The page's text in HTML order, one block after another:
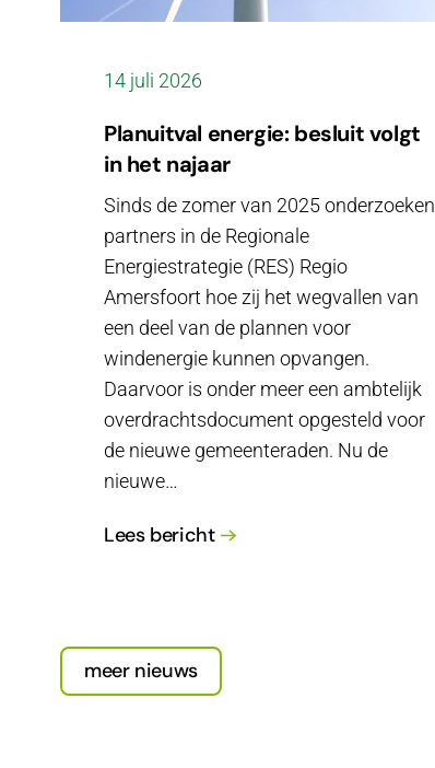
14 juli 2026
Planuitval energie: besluit volgt
in het najaar
Sinds de zomer van 2025 onderzoeken
partners in de Regionale
Energiestrategie (RES) Regio
Amersfoort hoe zij het wegvallen van
een deel van de plannen voor
windenergie kunnen opvangen.
Daarvoor is onder meer een ambtelijk
overdrachtsdocument opgesteld voor
de nieuwe gemeenteraden. Nu de
nieuwe…
Lees bericht
meer nieuws